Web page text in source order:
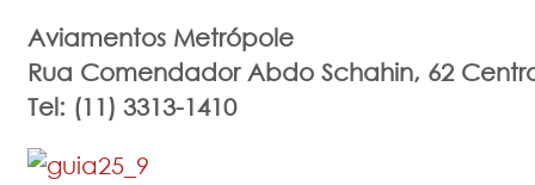
Aviamentos Metrópole
Rua Comendador Abdo Schahin, 62
Tel: (11) 3313-1410